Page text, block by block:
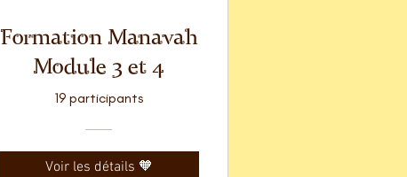
Formation Manavah
Module 3 et 4
19 participants
Voir les détails 🧡